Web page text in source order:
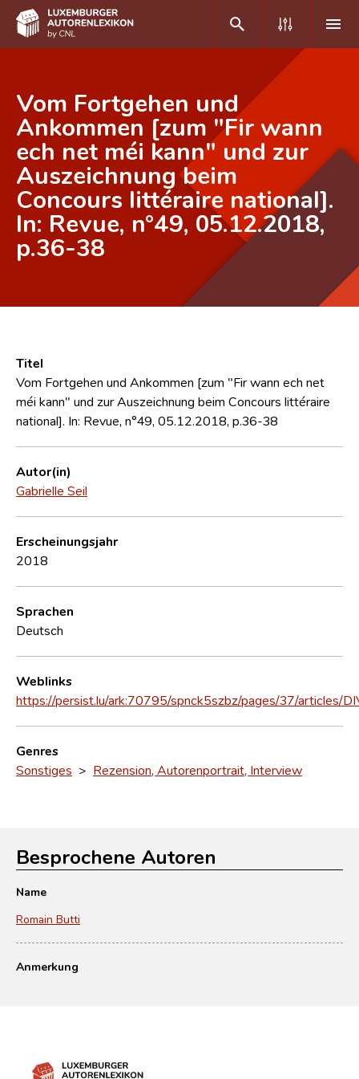
DE FR
Home
Autor(inn)en A-Z
Erweiterte Suche
Häufige Fragen und Antworten
Forschungsgruppe
Vom Fortgehen und
Ankommen [zum "Fir wann
ech net méi kann" und zur
Auszeichnung beim
Concours littéraire national].
In: Revue, n°49, 05.12.2018,
p.36-38
Titel
Vom Fortgehen und Ankommen [zum "Fir wann ech net
méi kann" und zur Auszeichnung beim Concours littéraire
national]. In: Revue, n°49, 05.12.2018, p.36-38
Autor(in)
Gabrielle Seil
Erscheinungsjahr
2018
Sprachen
Deutsch
Weblinks
https://persist.lu/ark:70795/spnck5szbz/pages/37/articles/
Genres
Sonstiges > Rezension, Autorenportrait, Interview
Besprochene Autoren
Name
Romain Butti
Anmerkung